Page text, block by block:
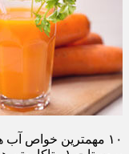
۱۰ مهمترین خواص